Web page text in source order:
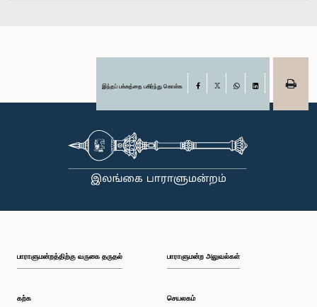
இந்தப் பக்கத்தை பகிர்ந்து கொள்க Facebook
பாராளுமன்றத்திற்கு வருகை தருதல்
கற்க
பாராளுமன்ற அலுவல்கள்
செயலகம்